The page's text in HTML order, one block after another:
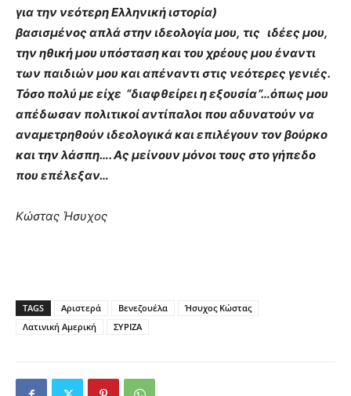
για την νεότερη Ελληνική ιστορία)
βασισμένος απλά στην ιδεολογία μου, τις ιδέες μου,
την ηθική μου υπόσταση και του χρέους μου έναντι
των παιδιών μου και απέναντι στις νεότερες γενιές.
Τόσο πολύ με είχε “διαφθείρει η εξουσία”…όπως μου
απέδωσαν πολιτικοί αντίπαλοι που αδυνατούν να
αναμετρηθούν ιδεολογικά και επιλέγουν τον βούρκο
και την λάσπη…. Ας μείνουν μόνοι τους στο γήπεδο
που επέλεξαν…
Κώστας Ήσυχος
TAGS Αριστερά Βενεζουέλα
Ήσυχος Κώστας
Λατινική Αμερική
ΣΥΡΙΖΑ